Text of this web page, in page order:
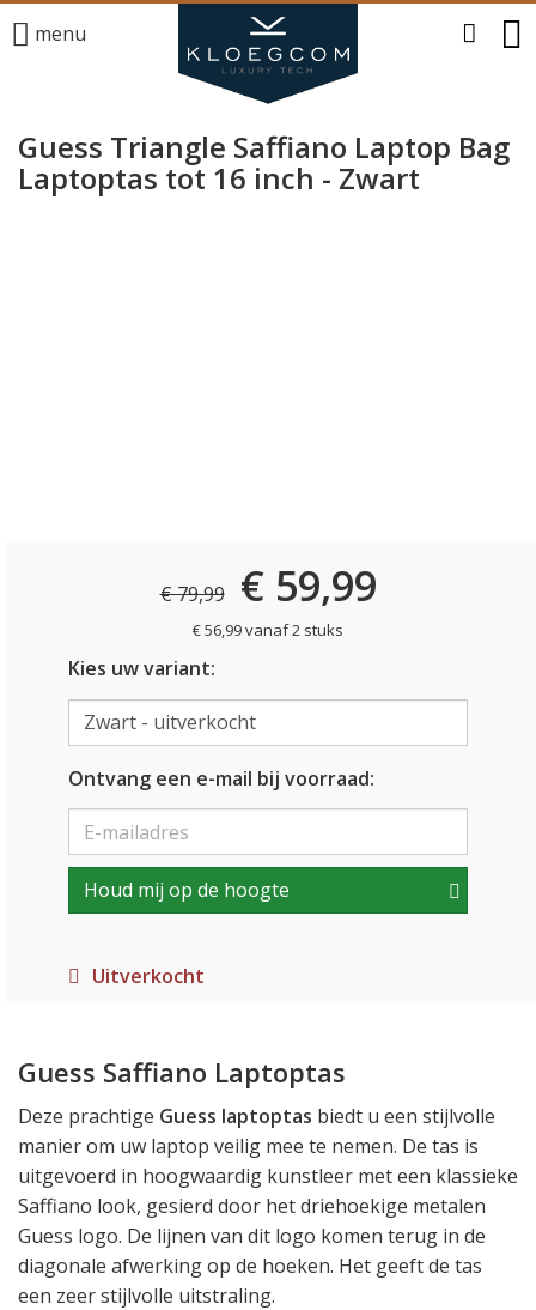
menu
Guess Triangle Saffiano Laptop Bag
Laptoptas tot 16 inch - Zwart
€ 79,99 € 59,99
€ 56,99 vanaf 2 stuks
Kies uw variant:
Ontvang een e-mail bij voorraad:
Houd mij op de hoogte
Uitverkocht
Guess Saffiano Laptoptas
Deze prachtige Guess laptoptas biedt u een stijlvolle
manier om uw laptop veilig mee te nemen. De tas is
uitgevoerd in hoogwaardig kunstleer met een klassieke
Saffiano look, gesierd door het driehoekige metalen
Guess logo. De lijnen van dit logo komen terug in de
diagonale afwerking op de hoeken. Het geeft de tas
een zeer stijlvolle uitstraling.